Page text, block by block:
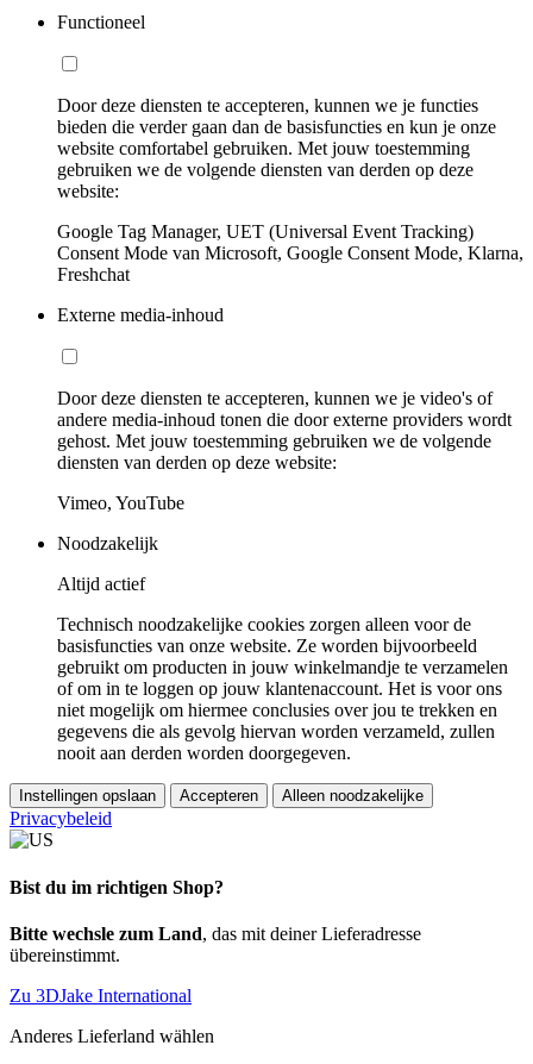
Functioneel
Door deze diensten te accepteren, kunnen we je functies
bieden die verder gaan dan de basisfuncties en kun je onze
website comfortabel gebruiken. Met jouw toestemming
gebruiken we de volgende diensten van derden op deze
website:
Google Tag Manager, UET (Universal Event Tracking)
Consent Mode van Microsoft, Google Consent Mode, Klarna,
Freshchat
Externe media-inhoud
Door deze diensten te accepteren, kunnen we je video's of
andere media-inhoud tonen die door externe providers wordt
gehost. Met jouw toestemming gebruiken we de volgende
diensten van derden op deze website:
Vimeo, YouTube
Noodzakelijk
Altijd actief
Technisch noodzakelijke cookies zorgen alleen voor de
basisfuncties van onze website. Ze worden bijvoorbeeld
gebruikt om producten in jouw winkelmandje te verzamelen
of om in te loggen op jouw klantenaccount. Het is voor ons
niet mogelijk om hiermee conclusies over jou te trekken en
gegevens die als gevolg hiervan worden verzameld, zullen
nooit aan derden worden doorgegeven.
Instellingen opslaan Accepteren Alleen noodzakelijke
Privacybeleid
Bist du im richtigen Shop?
Bitte wechsle zum Land, das mit deiner Lieferadresse
übereinstimmt.
Zu 3DJake International
Anderes Lieferland wählen